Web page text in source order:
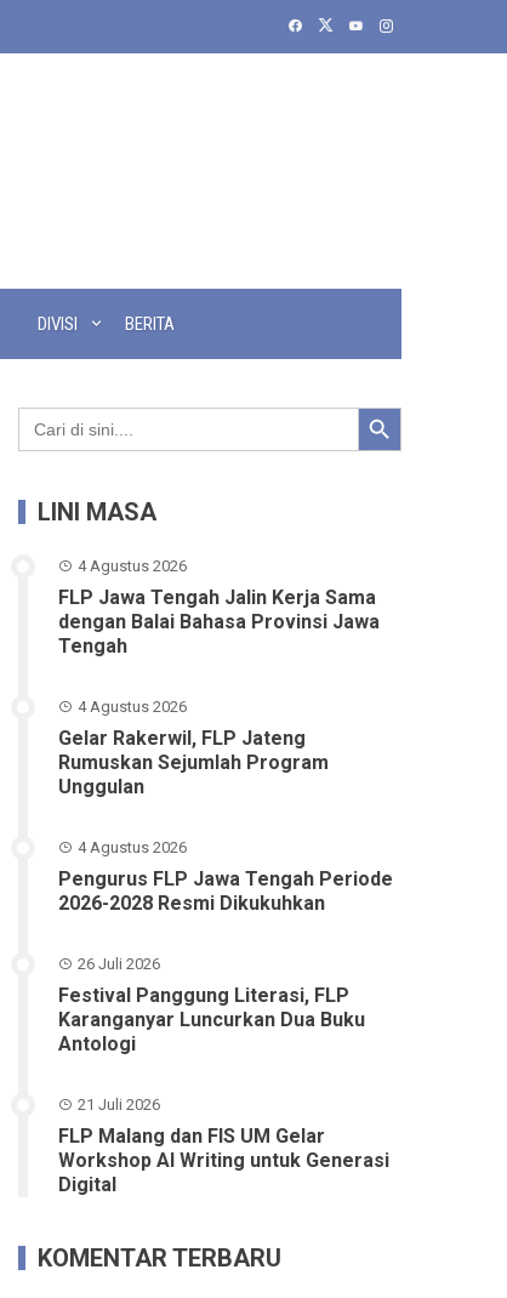
DIVISI BERITA
Search
for:
Search Button
LINI MASA
4 Agustus 2026
FLP Jawa Tengah Jalin Kerja Sama
dengan Balai Bahasa Provinsi Jawa
Tengah
4 Agustus 2026
Gelar Rakerwil, FLP Jateng
Rumuskan Sejumlah Program
Unggulan
4 Agustus 2026
Pengurus FLP Jawa Tengah Periode
2026-2028 Resmi Dikukuhkan
26 Juli 2026
Festival Panggung Literasi, FLP
Karanganyar Luncurkan Dua Buku
Antologi
21 Juli 2026
FLP Malang dan FIS UM Gelar
Workshop AI Writing untuk Generasi
Digital
KOMENTAR TERBARU